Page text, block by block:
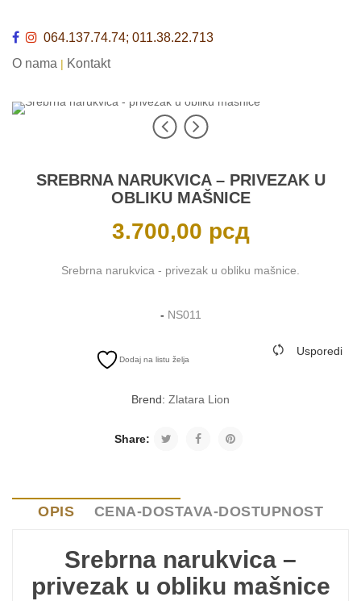
064.137.74.74; 011.38.22.713
O nama | Kontakt
SREBRNA NARUKVICA – PRIVEZAK U
OBLIKU MAŠNICE
3.700,00 рсд
Srebrna narukvica - privezak u obliku mašnice.
- NS011
Dodaj na listu želja
Usporedi
Brend: Zlatara Lion
Share:
OPIS CENA-DOSTAVA-DOSTUPNOST
Srebrna narukvica –
privezak u obliku mašnice